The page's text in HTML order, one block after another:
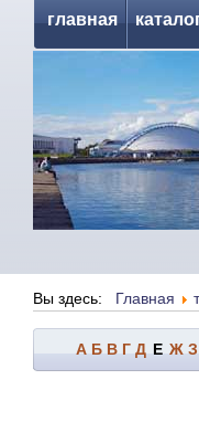
главная
Вы здесь: Главная
А Б В Г Д Е Ж З